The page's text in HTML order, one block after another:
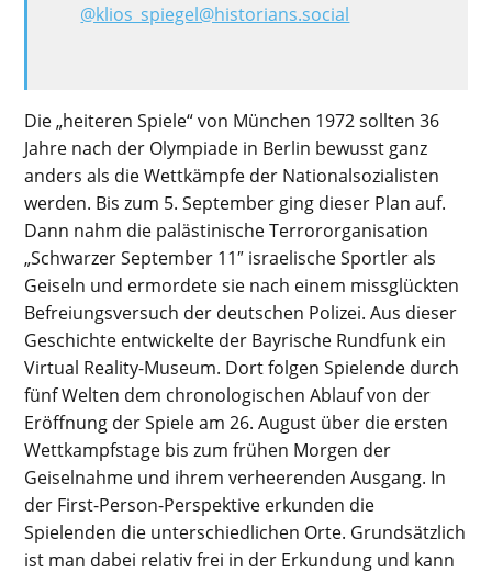
@klios_spiegel@historians.social
Die „heiteren Spiele“von München 1972 sollten 36
Jahre nach der Olympiade in Berlin bewusst ganz
anders als die Wettkämpfe der Nationalsozialisten
werden. Bis zum 5. September ging dieser Plan auf.
Dann nahm die palästinische Terrororganisation
„Schwarzer September 11″ israelische Sportler als
Geiseln und ermordete sie nach einem missglückten
Befreiungsversuch der deutschen Polizei. Aus dieser
Geschichte entwickelte der Bayrische Rundfunk ein
Virtual Reality-Museum. Dort folgen Spielende durch
fünf Welten dem chronologischen Ablauf von der
Eröffnung der Spiele am 26. August über die ersten
Wettkampfstage bis zumfrühen Morgen der
Geiselnahme und ihrem verheerenden Ausgang. In
der First-Person-Perspektive erkunden die
Spielenden die unterschiedlichen Orte. Grundsätzlich
ist man dabei relativfrei in der Erkundung und kann